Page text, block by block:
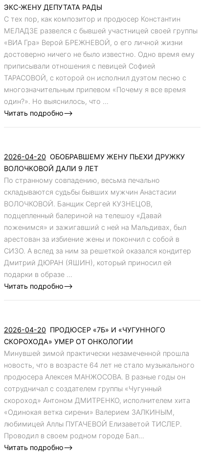
ЭКС-ЖЕНУ ДЕПУТАТА РАДЫ
С тех пор, как композитор и продюсер Константин
МЕЛАДЗЕ развелся с бывшей участницей своей группы
«ВИА Гра» Верой БРЕЖНЕВОЙ, о его личной жизни
достоверно ничего не было известно. Одно время ему
приписывали отношения с певицей Софией
ТАРАСОВОЙ, с которой он исполнил дуэтом песню с
многозначительным припевом «Почему я все время
один?». Но выяснилось, что ...
Читать подробно-->
2026-04-20 ОБОБРАВШЕМУ ЖЕНУ ПЬЕХИ ДРУЖКУ
ВОЛОЧКОВОЙ ДАЛИ 9 ЛЕТ
По странному совпадению, весьма печально
складываются судьбы бывших мужчин Анастасии
ВОЛОЧКОВОЙ. Банщик Сергей КУЗНЕЦОВ,
подцепленный балериной на телешоу «Давай
поженимся» и зажигавший с ней на Мальдивах, был
арестован за избиение жены и покончил с собой в
СИЗО. А вслед за ним за решеткой оказался кондитер
Дмитрий ДЮРАН (ЯШИН), который приносил ей
подарки в образе ...
Читать подробно-->
2026-04-20 ПРОДЮСЕР «7Б» И «ЧУГУННОГО
СКОРОХОДА» УМЕР ОТ ОНКОЛОГИИ
Минувшей зимой практически незамеченной прошла
новость, что в возрасте 64 лет не стало музыкального
продюсера Алексея МАНЖОСОВА. В разные годы он
сотрудничал с создателем группы «Чугунный
скороход» Антоном ДМИТРЕНКО, исполнителем хита
«Одинокая ветка сирени» Валерием ЗАЛКИНЫМ,
любимицей Аллы ПУГАЧЕВОЙ Елизаветой ТИСЛЕР.
Проводил в своем родном городе Бал...
Читать подробно-->